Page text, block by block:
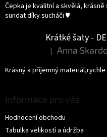
Čepka je kvalitní a skvělá,
sundat díky sucháči ♥️
Krátké šaty -
Hodnocení
| Anna
Krásný a příjemný
Informace pro vás
Hodnocení obchodu
Tabulka velikostí a údržba